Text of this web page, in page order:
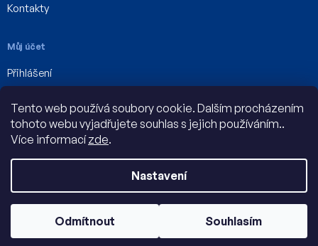
Tento web používá soubory cookie. Dalším procházením
tohoto webu vyjadřujete souhlas s jejich používáním..
Více informacízde.
Nastavení
Odmítnout Souhlasím
Kontakty
Můj účet
Přihlášení
Můj účet
Vytvořil Shoptet
Copyright 2026Agentura MN . Všechna práva vyhrazena.